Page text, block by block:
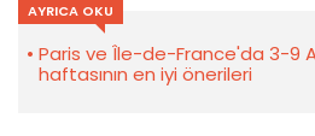
AYRICA OKU
Paris ve Île-de-France'da 3-9
haftasının en iyi önerileri